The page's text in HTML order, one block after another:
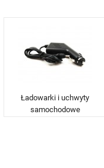
Ładowarki i uchwyty
samochodowe